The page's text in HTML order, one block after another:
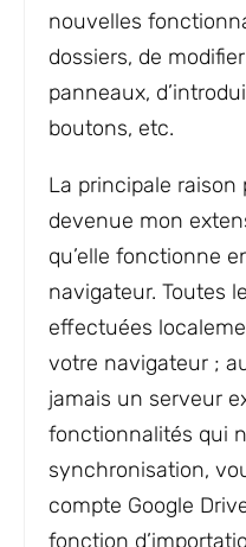
nouvelles
dossiers, de
panneaux,
boutons, etc.
La principale raison
devenue mon
qu’elle fonctionne
navigateur. Toutes
effectuées
votre navigateur ;
jamais un serveur
fonctionnalités qui
synchronisation,
compte Google
fonction